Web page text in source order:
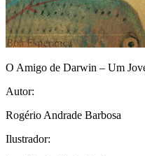
O Amigo de Darwin – Um
Autor:
Rogério Andrade Barbosa
Ilustrador: